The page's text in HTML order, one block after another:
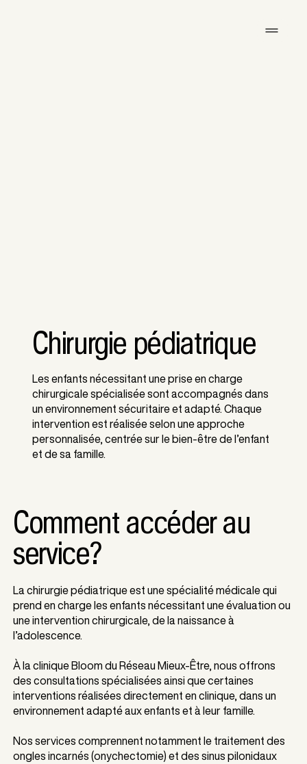
Chirurgie pédiatrique
Les enfants nécessitant une prise en charge
chirurgicale spécialisée sont accompagnés dans
un environnement sécuritaire et adapté. Chaque
intervention est réalisée selon une approche
personnalisée, centrée sur le bien-être de l’enfant
et de sa famille.
Comment accéder au
service?
La chirurgie pédiatrique est une spécialité médicale qui
prend en charge les enfants nécessitant une évaluation ou
une intervention chirurgicale, de la naissance à
l’adolescence.
À la clinique Bloom du Réseau Mieux-Être, nous offrons
des consultations spécialisées ainsi que certaines
interventions réalisées directement en clinique, dans un
environnement adapté aux enfants et à leur famille.
Nos services comprennent notamment le traitement des
ongles incarnés (onychectomie) et des sinus pilonidaux